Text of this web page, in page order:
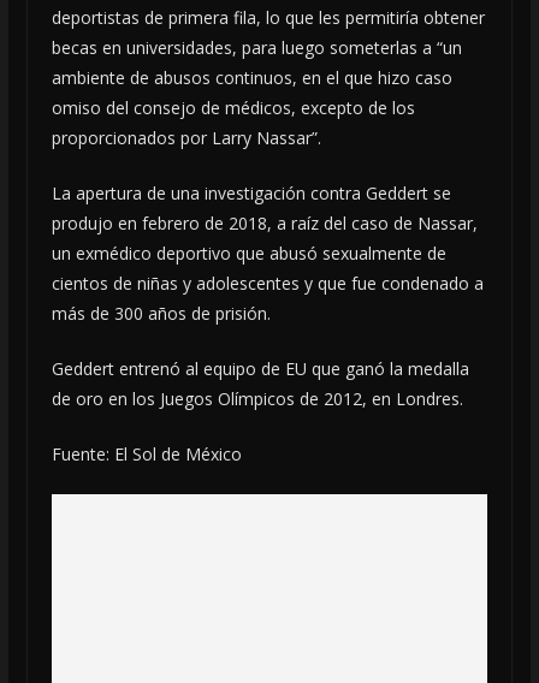
deportistas de primera fila, lo que les permitiría obtener
becas en universidades, para luego someterlas a “un
ambiente de abusos continuos, en el que hizo caso
omiso del consejo de médicos, excepto de los
proporcionados por Larry Nassar”.
La apertura de una investigación contra Geddert se
produjo en febrero de 2018, a raíz del caso de Nassar,
un exmédico deportivo que abusó sexualmente de
cientos de niñas y adolescentes y que fue condenado a
más de 300 años de prisión.
Geddert entrenó al equipo de EU que ganó la medalla
de oro en los Juegos Olímpicos de 2012, en Londres.
Fuente: El Sol de México